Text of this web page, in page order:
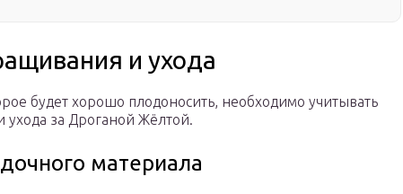
и ухода
будет хорошо плодоносить, необходимо учитывать
за Дроганой Жёлтой.
материала